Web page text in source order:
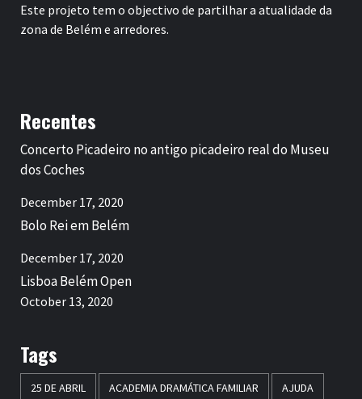
Este projeto tem o objectivo de partilhar a atualidade da
zona de Belém e arredores.
Recentes
Concerto Picadeiro no antigo picadeiro real do Museu
dos Coches
December 17, 2020
Bolo Rei em Belém
December 17, 2020
Lisboa Belém Open
October 13, 2020
Tags
25 DE ABRIL ACADEMIA DRAMÁTICA FAMILIAR AJUDA